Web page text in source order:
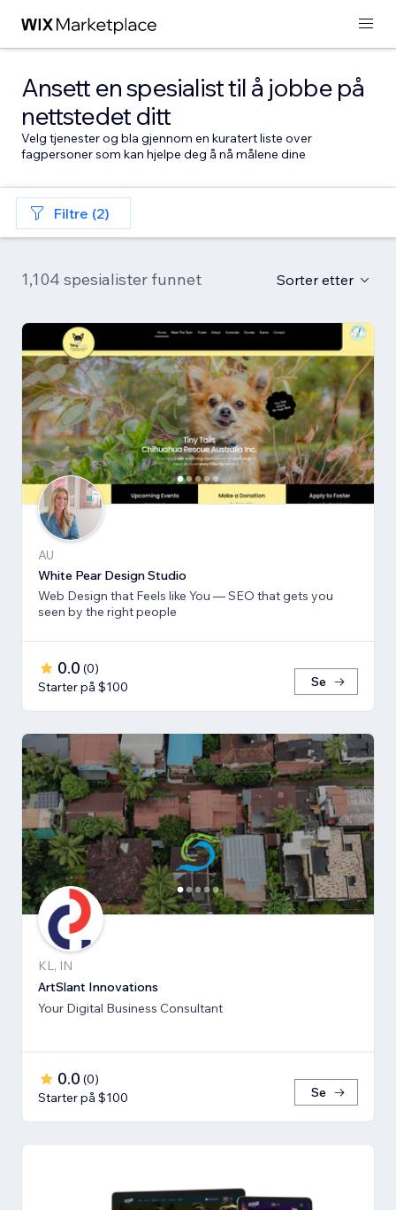
Ansett en spesialist til å jobbe på
nettstedet ditt
Velg tjenester og bla gjennom en kuratert liste over
fagpersoner som kan hjelpe deg å nå målene dine
Filtre (2)
1,104 spesialister funnet Sorter etter
AU
White Pear Design Studio
Web Design that Feels like You — SEO that gets you
seen by the right people
0.0 (0)
Starter på $100
Se
KL, IN
ArtSlant Innovations
Your Digital Business Consultant
0.0 (0)
Starter på $100
Se